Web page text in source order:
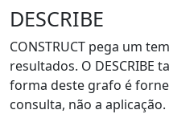
DESCRIBE
CONSTRUCT pega um
resultados. O DESCRIBE
forma deste grafo é
consulta, não a